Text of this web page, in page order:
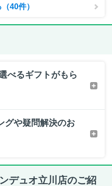
40件）
べるギフトがもら
や疑問解決のお
デュオ立川店のご紹